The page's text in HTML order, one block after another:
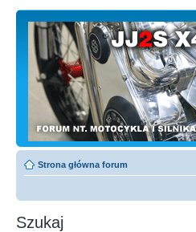
Strona główna forum
Szukaj